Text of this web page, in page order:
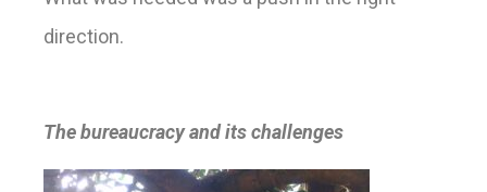
direction.
The bureaucracy and its challenges